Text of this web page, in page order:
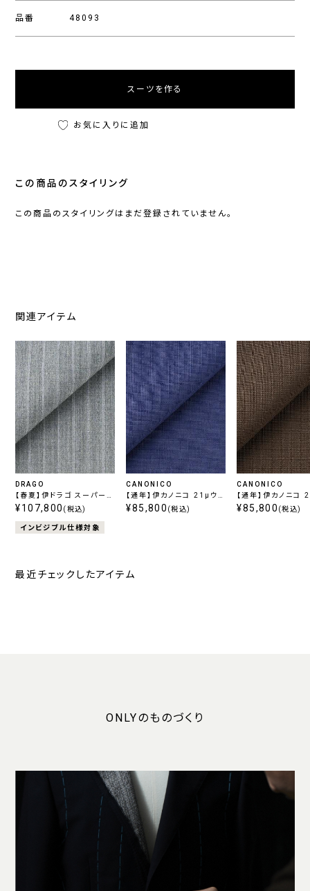
品番 48093
スーツを作る
お気に入りに追加
この商品のスタイリング
この商品のスタイリングはまだ登録されていません。
関連アイテム
DRAGO
【春夏】伊ドラゴ スーパー
130's Swing ストレッチ
¥107,800 (税込)
インビジブル仕様対象
CANONICO
【通年】伊カノニコ 21μウ
ールモヘア トロピカル ネイ
¥85,800 (税込)
CANONICO
【通年】伊カノニコ
ールモヘア トロピ
¥85,800 (税込)
最近チェックしたアイテム
ONLYのものづくり